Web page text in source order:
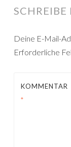
Deine E-Mail-
Erforderliche
KOMMENTAR
*